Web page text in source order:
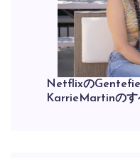
Netflixの
KarrieMartinのす